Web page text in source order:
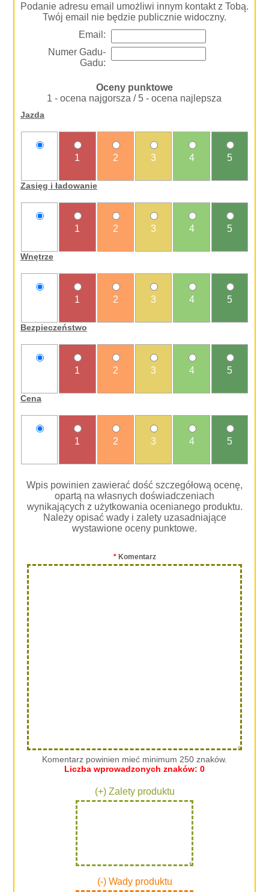
Podanie adresu email umożliwi innym kontakt z Tobą.
Twój email nie będzie publicznie widoczny.
Email:
Numer Gadu-
Gadu:
Oceny punktowe
1 - ocena najgorsza / 5 - ocena najlepsza
Jazda
1 2 3 4 5
Zasięg i ładowanie
1 2 3 4 5
Wnętrze
1 2 3 4 5
Bezpieczeństwo
1 2 3 4 5
Cena
1 2 3 4 5
Wpis powinien zawierać dość szczegółową ocenę,
opartą na własnych doświadczeniach
wynikających z użytkowania ocenianego produktu.
Należy opisać wady i zalety uzasadniające
wystawione oceny punktowe.
*Komentarz
Komentarz powinien mieć minimum 250 znaków.
Liczba wprowadzonych znaków: 0
(+) Zalety produktu
(-) Wady produktu